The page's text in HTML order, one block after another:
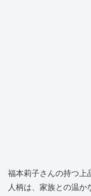
福本莉子さんの持つ上
人柄は、家族との温